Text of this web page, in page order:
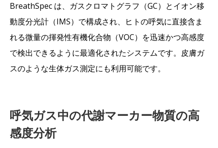
BreathSpec は、ガスクロマトグラフ（GC）とイオン移
動度分光計（IMS）で構成され、ヒトの呼気に直接含ま
れる微量の揮発性有機化合物（VOC）を迅速かつ高感度
で検出できるように最適化されたシステムです。皮膚ガ
スのような生体ガス測定にも利用可能です。
呼気ガス中の代謝マーカー物質の高
感度分析